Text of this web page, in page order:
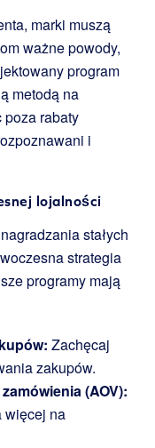
marki muszą
ważne powody,
program
metodą na
rabaty
i
lojalności
stałych
strategia
programy mają
Zachęcaj
zakupów.
(AOV):
więcej na